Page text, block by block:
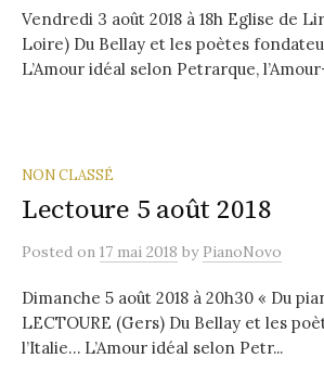
Vendredi 3 août 2018 à 18h Eglise de
Loire) Du Bellay et les poètes
L’Amour idéal selon Petrarque,
NON CLASSÉ
Lectoure 5 août 2018
Posted on 17 mai 2018 by PianoNovo
Dimanche 5 août 2018 à 20h30 « Du
LECTOURE (Gers) Du Bellay et les
l’Italie… L’Amour idéal selon Petr...